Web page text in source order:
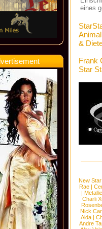
eines
&
Frank
Star
New
Rae|
|
Charli
Nick
Aida|
Andre